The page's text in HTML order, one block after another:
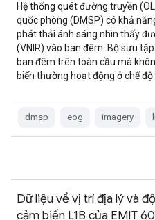
Hệ thống quét đường truyền
quốc phòng (DMSP) có khả
phát thải ánh sáng nhìn thấy
(VNIR) vào ban đêm. Bộ sưu
ban đêm trên toàn cầu mà
biến thường hoạt động ở chế độ
dmsp eog imagery
Dữ liệu về vị trí địa lý và
cảm biến L1B của EMIT